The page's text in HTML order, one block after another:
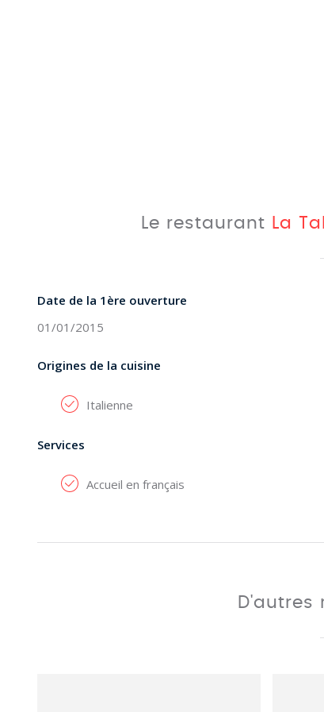
Le restaurant La
Date de la 1ère ouverture
01/01/2015
Origines de la cuisine
Italienne
Services
Accueil en français
D'autres